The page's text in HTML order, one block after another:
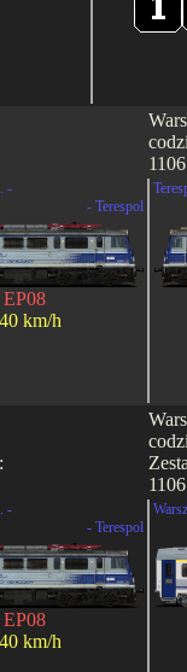
-
- Terespol
EP08
km/h
-
- Terespol
EP08
km/h